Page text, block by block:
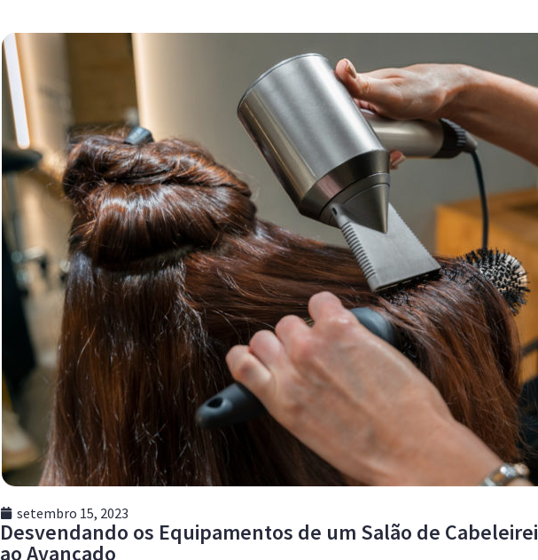
setembro 15, 2023
Desvendando os Equipamentos de um Salão de
ao Avançado